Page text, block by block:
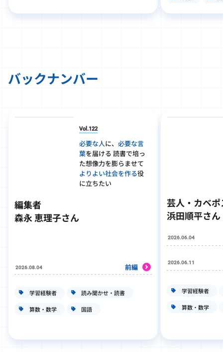
バックナンバー
Vol.122
必要な人に、 必要な言
葉を届ける 読書で培っ
た想像力を膨らませて
よりよい社会を作る役
に立ちたい
編集者
森永 恵理子さん
2026.08.04 前編
学習経験者 読み聞かせ・読書
算数・数学 国語
芸人・カベ
浜田順平さん
2026.06.04
2026.06.11
学習経験者
算数・数学